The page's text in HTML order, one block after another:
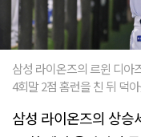
삼성 라이온즈의 르윈 디아
4회말 2점 홈런을 친 뒤 덕
삼성 라이온즈의 상승